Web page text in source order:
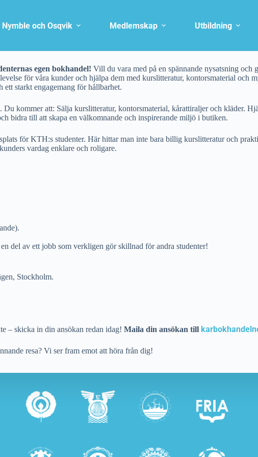
Nymble och Osqvik Medlemskap Utbildning
egen bokhandel! Vill du vara med på en spännande nysatsning
för våra kunder och hjälpa dem med kurslitteratur, kontorsmaterial och
ett starkt engagemang för hållbarhet.
kommer att: Sälja kurslitteratur, kontorsmaterial, kårattiraljer och kläder.
bidra till att skapa en välkomnande och inspirerande miljö i butiken.
för KTH:s studenter. Här hittar man inte bara billig kurslitteratur och
vardag enklare och roligare.
del av ett jobb som verkligen gör skillnad för andra studenter!
Stockholm.
– skicka in din ansökan redan idag!Maila din ansökan till
resa? Vi ser fram emot att höra från dig!